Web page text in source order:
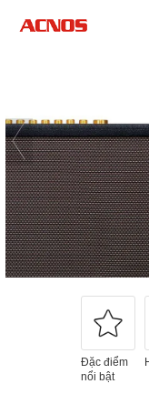
Đặc điểm
nổi bật